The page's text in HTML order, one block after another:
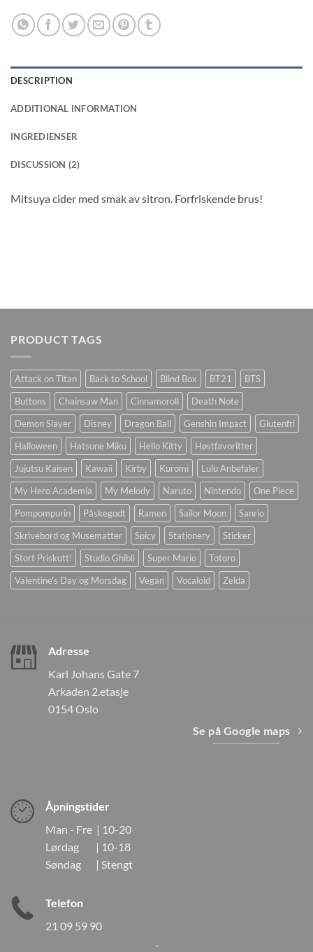
DESCRIPTION
ADDITIONAL INFORMATION
INGREDIENSER
DISCUSSION (2)
Mitsuya cider med smak av sitron. Forfriskende brus!
PRODUCT TAGS
Attack on Titan Back to School Blind Box BT21
BTS
Buttons
Chainsaw Man Cinnamoroll
Death Note
Demon Slayer
Disney Dragon Ball Genshin Impact
Glutenfri
Halloween
Hatsune Miku Hello Kitty
Høstfavoritter
Jujutsu Kaisen
Kawaii Kirby Kuromi
Lulu Anbefaler
My Hero Academia
My Melody Naruto Nintendo
One Piece
Pompompurin
Påskegodt Ramen Sailor Moon
Sanrio
Skrivebord og Musematter
Spicy Stationery
Sticker
Stort Priskutt!
Studio Ghibli Super Mario
Totoro
Valentine's Day og Morsdag
Vegan Vocaloid Zelda
Adresse
Karl Johans Gate 7
Arkaden 2.etasje
0154 Oslo
Se på Google maps
Åpningstider
Man - Fre | 10-20
Lørdag | 10-18
Søndag | Stengt
Telefon
21 09 59 90